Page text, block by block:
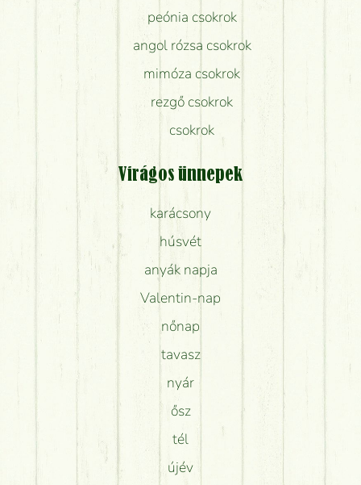
peónia csokrok
angol rózsa csokrok
mimóza csokrok
rezgő csokrok
csokrok
Virágos ünnepek
karácsony
húsvét
anyák napja
Valentin-nap
nőnap
tavasz
nyár
ősz
tél
újév